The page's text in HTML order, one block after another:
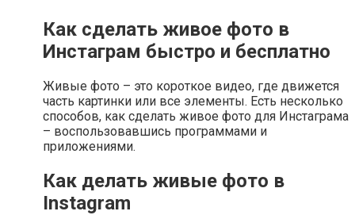
Как сделать живое фото в
Инстаграм быстро и бесплатно
Живые фото – это короткое видео, где движется
часть картинки или все элементы. Есть несколько
способов, как сделать живое фото для Инстаграма
– воспользовавшись программами и
приложениями.
Как делать живые фото в
Instagram